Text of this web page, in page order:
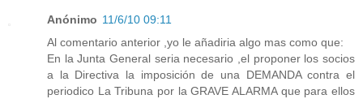
Anónimo 11/6/10 09:11
Al comentario anterior ,yo le añadiria algo mas como que:
En la Junta General seria necesario ,el proponer los socios
a la Directiva la imposición de una DEMANDA contra el
periodico La Tribuna por la GRAVE ALARMA que para ellos